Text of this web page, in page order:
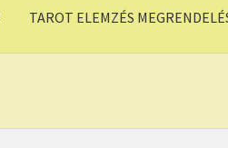
TAROT ELEMZÉS